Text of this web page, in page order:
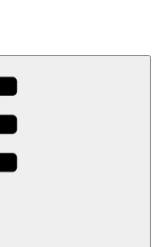
Ulmin der Region